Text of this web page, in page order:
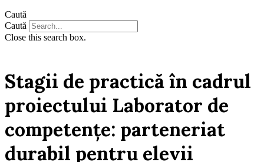
Caută
Caută
Close this search box.
Stagii de practică în cadrul
proiectului Laborator de
competențe: parteneriat
durabil pentru elevii